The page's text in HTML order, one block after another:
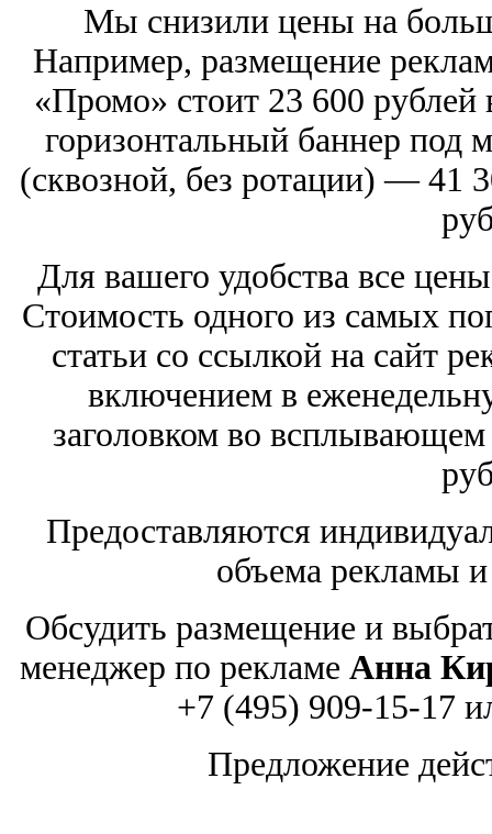
Мы снизили цены на
Например, размещение
«Промо» стоит 23 600 рублей
горизонтальный баннер под
(сквозной, без ротации) — 41
Для вашего удобства все
Стоимость одного из самых
статьи со ссылкой на сайт
включением в
заголовком во
Предоставляются
объема рекламы
Обсудить размещение и
менеджер по рекламе Анна
+7 (495) 909-15-17
Предложение